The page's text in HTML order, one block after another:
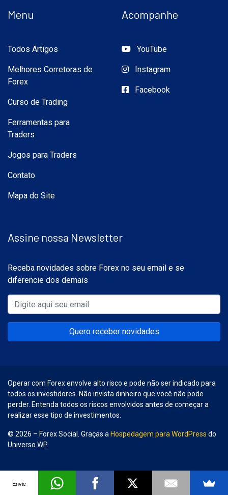
Menu
Todos Artigos
Melhores Corretoras de
Forex
Curso de Trading
Ferramentas para
Traders
Jogos para Traders
Contato
Mapa do Site
Acompanhe
YouTube
Instagram
Facebook
Assine nossa Newsletter
Receba novidades sobre Forex no seu email e se
diferencie dos demais
Quero receber novidades
Operar com Forex envolve alto risco e pode não ser indicado para
todos os investidores. Não invista dinheiro que você não pode
perder. Entenda todos os riscos envolvidos antes de começar a
realizar esse tipo de investimentos.
© 2026 – Forex Social. Graças a Hospedagem para WordPress do
Universo WP.
Envie